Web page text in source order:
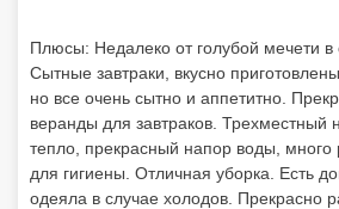
Плюсы: Недалеко от голубой мечети в
Сытные завтраки, вкусно
но все очень сытно и аппетитно.
веранды для завтраков. Трехместный
тепло, прекрасный напор воды, много
для гигиены. Отличная уборка. Есть
одеяла в случае холодов. Прекрасно